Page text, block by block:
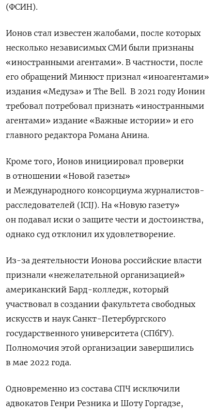
(ФСИН).
Ионов стал известен жалобами, после которых
несколько независимых СМИ были признаны
«иностранными агентами». В частности, после
его обращений Минюст признал «иноагентами»
издания «Медуза» и The Bell. В 2021 году Ионин
требовал потребовал признать «иностранными
агентами» издание «Важные истории» и его
главного редактора Романа Анина.
Кроме того, Ионов инициировал проверки
в отношении «Новой газеты»
и Международного консорциума журналистов-
расследователей (ICIJ). На «Новую газету»
он подавал иски о защите чести и достоинства,
однако суд отклонил их удовлетворение.
Из-за деятельности Ионова российские власти
признали «нежелательной организацией»
американский Бард-колледж, который
участвовал в создании факультета свободных
искусств и наук Санкт-Петербургского
государственного университета (СПбГУ).
Полномочия этой организации завершились
в мае 2022 года.
Одновременно из состава СПЧ исключили
адвокатов Генри Резника и Шоту Горгадзе,